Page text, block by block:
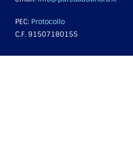
PEC: Protocollo
C.F. 91507180155